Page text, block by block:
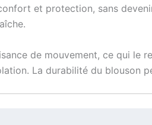
et protection, sans
de mouvement, ce qui le
La durabilité du blouson